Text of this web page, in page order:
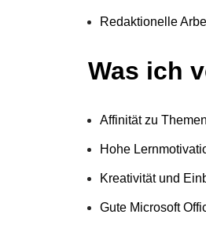
Redaktionelle
Was ich
Affinität zu
Hohe
Kreativität und
Gute Microsoft